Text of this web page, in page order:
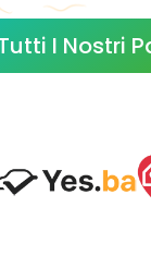
I Nostri